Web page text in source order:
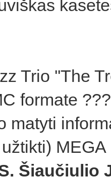
Trio ''The
formate
matyti
MEGA
Šiaučiulio